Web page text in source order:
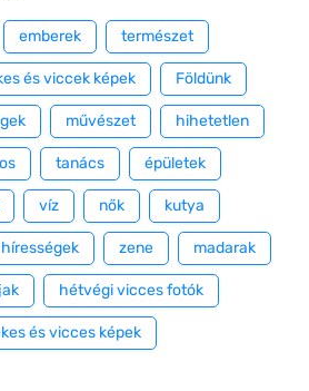
emberek természet
és viccek képek Földünk
művészet hihetetlen
tanács épületek
víz nők kutya
hírességek zene madarak
hétvégi vicces fotók
és vicces képek